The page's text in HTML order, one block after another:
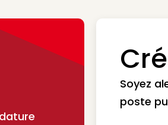
Soyez
poste